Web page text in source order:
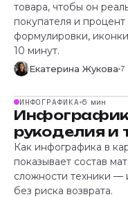
товара, чтобы он
покупателя и
формулировки,
10 минут.
Екатерина Жукова 7
ИНФОГРАФИКА 6 мин
рукоделия и
Как инфографика в
показывает состав
сложности техники —
без риска возврата.